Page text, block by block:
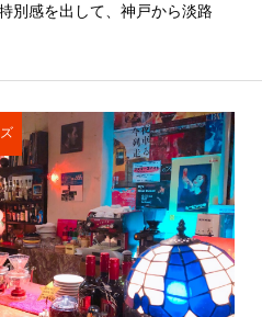
別感を出して、神戸から淡路